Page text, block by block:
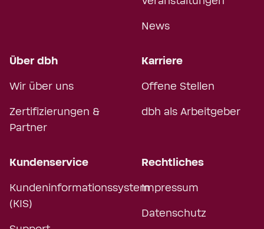
News
Über dbh
Wir über uns
Zertifizierungen &
Partner
Karriere
Offene Stellen
dbh als Arbeitgeber
Kundenservice
Kundeninformationssystem
(KIS)
Rechtliches
Impressum
Datenschutz